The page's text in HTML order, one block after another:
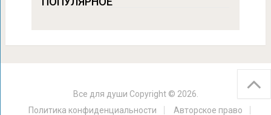
Все для души Copyright © 2026.
Политика конфиденциальности
Авторское право